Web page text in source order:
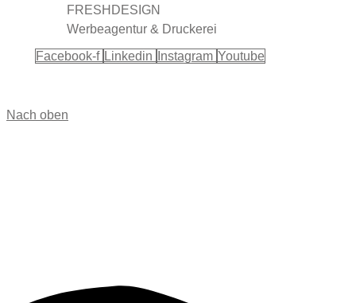
FRESHDESIGN
Werbeagentur & Druckerei
Facebook-f Linkedin Instagram Youtube
Nach oben